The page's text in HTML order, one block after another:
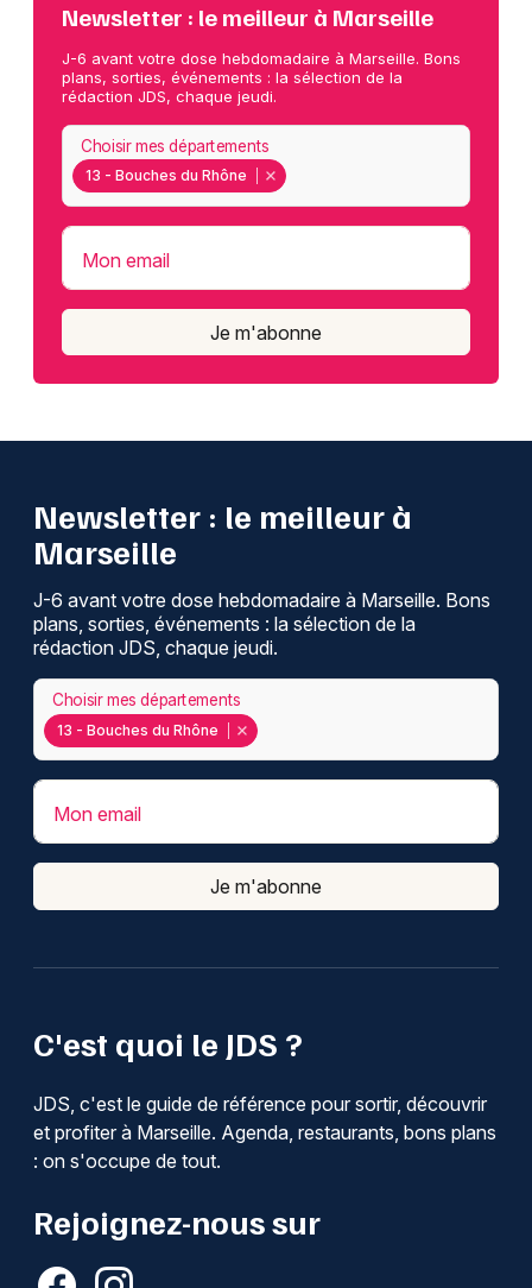
Newsletter : le meilleur à Marseille
J-6 avant votre dose hebdomadaire à Marseille. Bons
plans, sorties, événements : la sélection de la
rédaction JDS, chaque jeudi.
13 - Bouches du Rhône
Choisir mes départements
Mon email
Je m'abonne
C'est quoi le JDS ?
JDS, c'est le guide de référence pour sortir, découvrir
et profiter à Marseille. Agenda, restaurants, bons plans
: on s'occupe de tout.
Rejoignez-nous sur
Newsletter : le meilleur à
Marseille
J-6 avant votre dose hebdomadaire à Marseille. Bons
plans, sorties, événements : la sélection de la
rédaction JDS, chaque jeudi.
13 - Bouches du Rhône
Choisir mes départements
Mon email
Je m'abonne